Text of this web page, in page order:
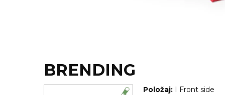
BRENDING
Položaj: I Front side